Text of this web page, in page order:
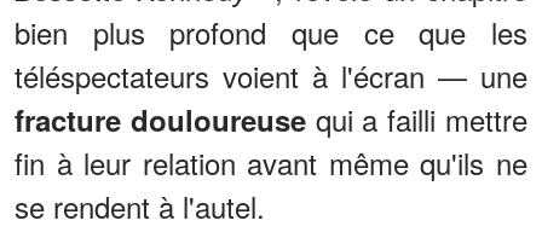
bien plus profond que ce que les
téléspectateurs voient à l'écran — une
fracture douloureusequi a failli mettre
fin à leur relation avant même qu'ils ne
se rendent à l'autel.